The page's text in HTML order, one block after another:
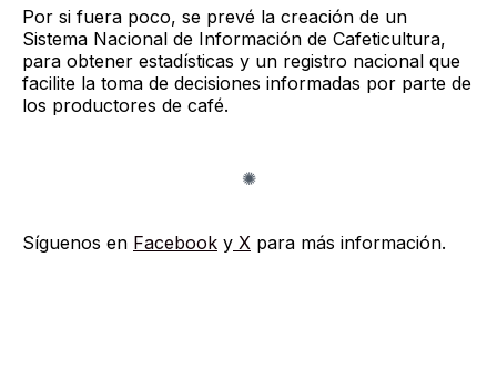
Por si fuera poco, se prevé la creación de un
Sistema Nacional de Información de Cafeticultura,
para obtener estadísticas y un registro nacional que
facilite la toma de decisiones informadas por parte de
los productores de café.
Síguenos en Facebook y X para más información.